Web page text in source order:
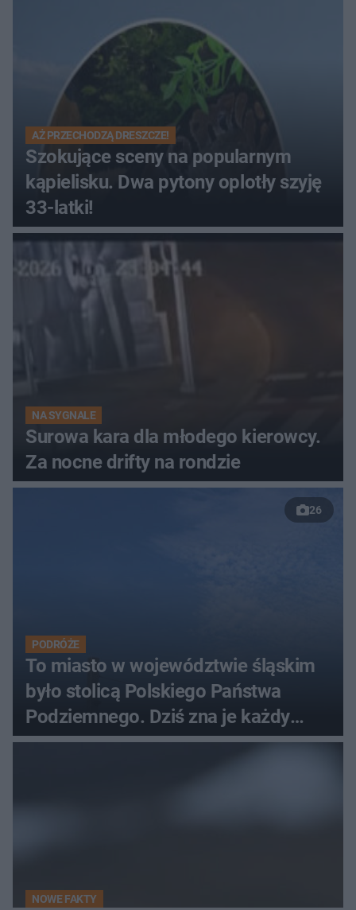
Muzeum Wsi Kieleckiej
AŻ PRZECHODZĄ DRESZCZE!
Szokujące sceny na popularnym
kąpielisku. Dwa pytony oplotły szyję
33-latki!
NA SYGNALE
Surowa kara dla młodego kierowcy.
Za nocne drifty na rondzie
26
PODRÓŻE
To miasto w województwie śląskim
było stolicą Polskiego Państwa
Podziemnego. Dziś zna je każdy
pielgrzym
NOWE FAKTY